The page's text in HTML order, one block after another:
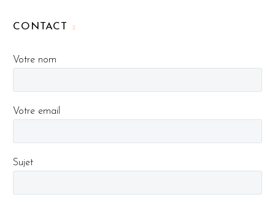
CONTACT
Votre nom
Votre email
Sujet